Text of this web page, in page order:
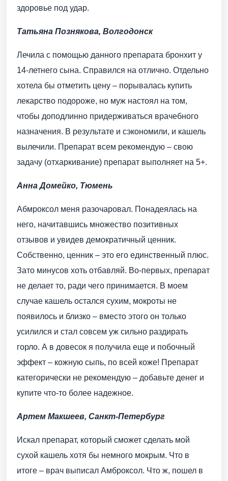
здоровье под удар.
Татьяна Познякова, Волгодонск
Лечила с помощью данного препарата бронхит у
14-летнего сына. Справился на отлично. Отдельно
хотела бы отметить цену – порывалась купить
лекарство подороже, но муж настоял на том,
чтобы доподлинно придерживаться врачебного
назначения. В результате и сэкономили, и кашель
вылечили. Препарат всем рекомендую – свою
задачу (отхаркивание) препарат выполняет на 5+.
Анна Домейко, Тюмень
Абмроксол меня разочаровал. Понадеялась на
него, начитавшись множество позитивных
отзывов и увидев демократичный ценник.
Собственно, ценник – это его единственный плюс.
Зато минусов хоть отбавляй. Во-первых, препарат
не делает то, ради чего принимается. В моем
случае кашель остался сухим, мокроты не
появилось и близко – вместо этого он только
усилился и стал совсем уж сильно раздирать
горло. А в довесок я получила еще и побочный
эффект – кожную сыпь, по всей коже! Препарат
категорически не рекомендую – добавьте денег и
купите что-то более надежное.
Артем Макшеев, Санкт-Петербург
Искал препарат, который сможет сделать мой
сухой кашель хотя бы немного мокрым. Что в
итоге – врач выписал Амброксол. Что ж, пошел в